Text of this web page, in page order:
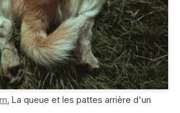
La queue et les pattes arrière d'un